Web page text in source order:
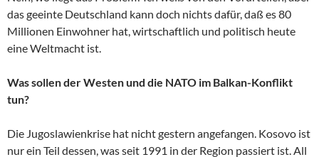
das geeinte Deutschland kann doch nichts dafür, daß es 80
Millionen Einwohner hat, wirtschaftlich und politisch heute
eine Weltmacht ist.
Was sollen der Westen und die NATO im Balkan-Konflikt
tun?
Die Jugoslawienkrise hat nicht gestern angefangen. Kosovo ist
nur ein Teil dessen, was seit 1991 in der Region passiert ist. All